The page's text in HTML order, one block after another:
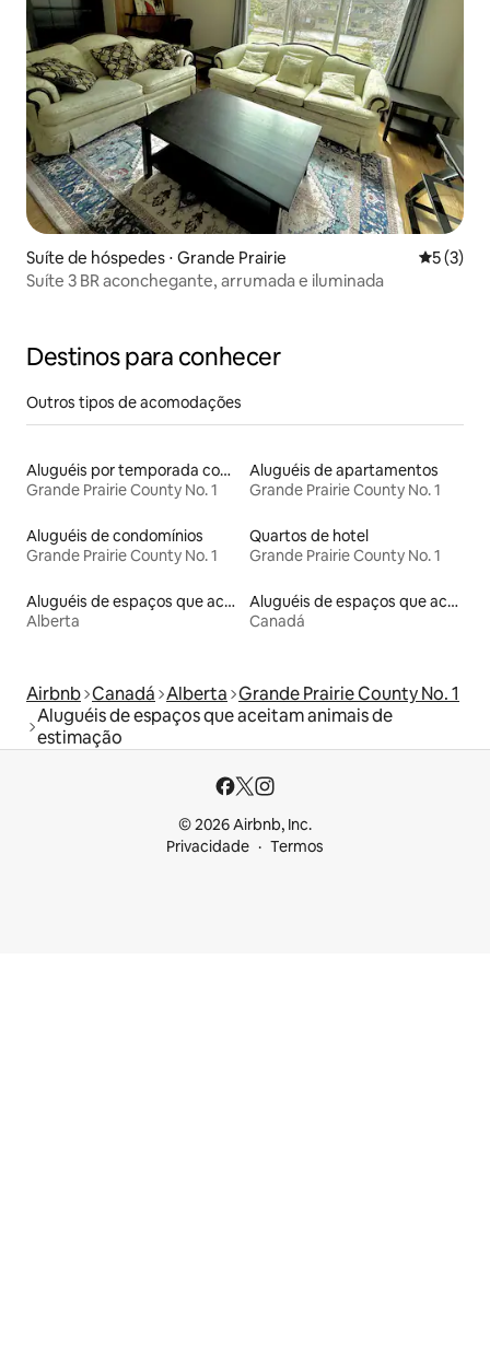
Suíte de hóspedes ⋅ Grande Prairie 5 de
5 (3)
Suíte 3 BR aconchegante, arrumada e iluminada
Destinos para conhecer
Outros tipos de acomodações
Aluguéis por temporada com suítes privativas
Grande Prairie County No. 1
Aluguéis de apartamentos
Grande Prairie County No. 1
Aluguéis de condomínios
Grande Prairie County No. 1
Quartos de hotel
Grande Prairie County No. 1
Aluguéis de espaços que aceitam animais de estimação
Alberta
Aluguéis de espaços que aceitam animais de estimação
Canadá
Airbnb Canadá Alberta Grande Prairie County No. 1
Aluguéis de espaços que aceitam animais de
estimação
© 2026 Airbnb, Inc.
Privacidade
Termos